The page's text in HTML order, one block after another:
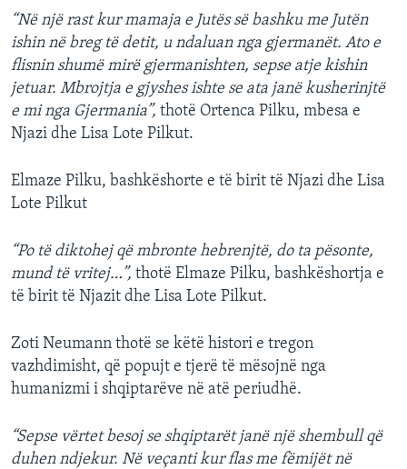
“Në një rast kur mamaja e Jutës së bashku me Jutën
ishin në breg të detit, u ndaluan nga gjermanët. Ato e
flisnin shumë mirë gjermanishten, sepse atje kishin
jetuar. Mbrojtja e gjyshes ishte se ata janë kusherinjtë
e mi nga Gjermania”, thotë Ortenca Pilku, mbesa e
Njazi dhe Lisa Lote Pilkut.
Elmaze Pilku, bashkëshorte e të birit të Njazi dhe Lisa
Lote Pilkut
“Po të diktohej që mbronte hebrenjtë, do ta pësonte,
mund të vritej…”, thotë Elmaze Pilku, bashkëshortja e
të birit të Njazit dhe Lisa Lote Pilkut.
Zoti Neumann thotë se këtë histori e tregon
vazhdimisht, që popujt e tjerë të mësojnë nga
humanizmi i shqiptarëve në atë periudhë.
“Sepse vërtet besoj se shqiptarët janë një shembull që
duhen ndjekur. Në veçanti kur flas me fëmijët në